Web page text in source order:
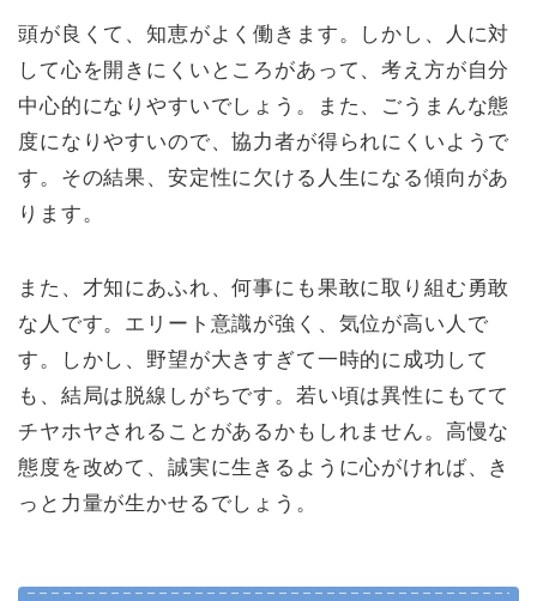
頭が良くて、知恵がよく働きます。しかし、人に対
して心を開きにくいところがあって、考え方が自分
中心的になりやすいでしょう。また、ごうまんな態
度になりやすいので、協力者が得られにくいようで
す。その結果、安定性に欠ける人生になる傾向があ
ります。
また、才知にあふれ、何事にも果敢に取り組む勇敢
な人です。エリート意識が強く、気位が高い人で
す。しかし、野望が大きすぎて一時的に成功して
も、結局は脱線しがちです。若い頃は異性にもてて
チヤホヤされることがあるかもしれません。高慢な
態度を改めて、誠実に生きるように心がければ、き
っと力量が生かせるでしょう。